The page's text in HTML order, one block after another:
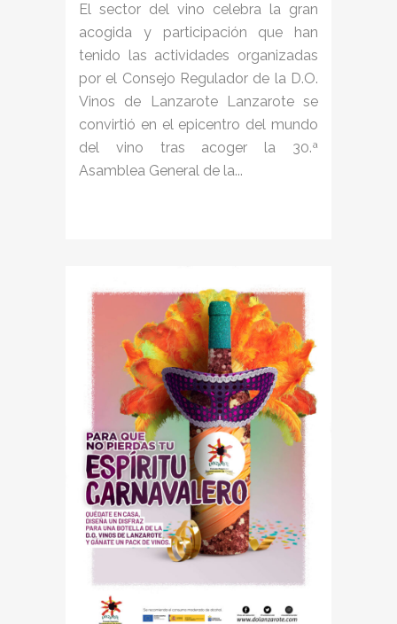
El sector del vino celebra la gran
acogida y participación que han
tenido las actividades organizadas
por el Consejo Regulador de la D.O.
Vinos de Lanzarote Lanzarote se
convirtió en el epicentro del mundo
del vino tras acoger la 30.ª
Asamblea General de la...